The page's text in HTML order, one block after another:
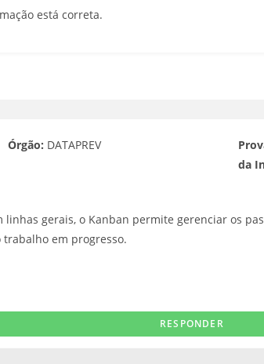
está correta.
Órgão: DATAPREV
da
linhas gerais, o Kanban permite gerenciar os
em progresso.